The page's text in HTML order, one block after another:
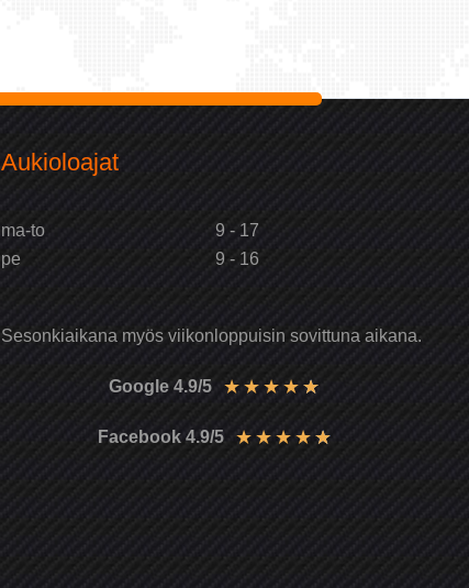
Aukioloajat
ma-to
9 - 17
pe
9 - 16
Sesonkiaikana myös viikonloppuisin sovittuna aikana.
Google 4.9/5 ★ ★ ★ ★ ★
Facebook 4.9/5 ★ ★ ★ ★ ★